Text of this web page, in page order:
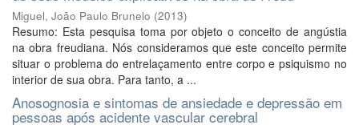
Miguel, João Paulo Brunelo (2013)
Resumo: Esta pesquisa toma por objeto o conceito de angústia
na obra freudiana. Nós consideramos que este conceito permite
situar o problema do entrelaçamento entre corpo e psiquismo no
interior de sua obra. Para tanto, a ...
Anosognosia e sintomas de ansiedade e depressão em
pessoas após acidente vascular cerebral